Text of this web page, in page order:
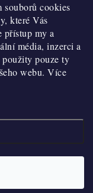
souborů cookies
které Vás
přístup my a
média, inzerci a
pouze ty
webu. Více